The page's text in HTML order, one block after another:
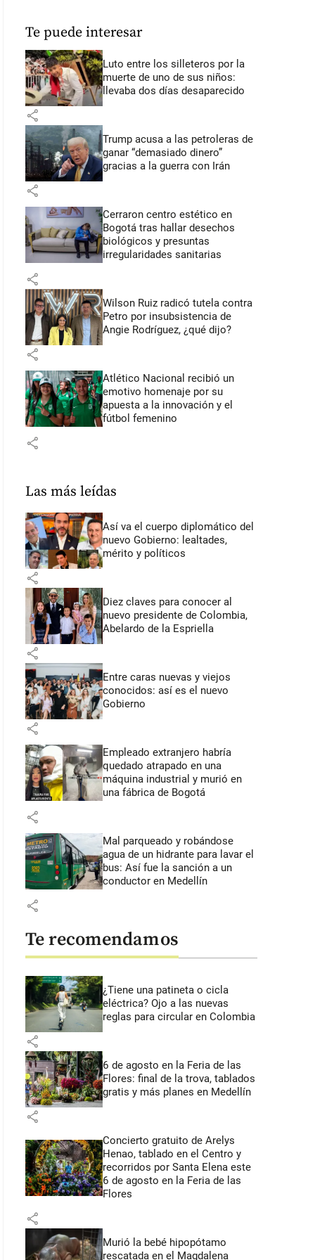
Te puede interesar
Luto entre los silleteros por la
muerte de uno de sus niños:
llevaba dos días desaparecido
share
Trump acusa a las petroleras de
ganar “demasiado dinero”
gracias a la guerra con Irán
share
Cerraron centro estético en
Bogotá tras hallar desechos
biológicos y presuntas
irregularidades sanitarias
share
Wilson Ruiz radicó tutela contra
Petro por insubsistencia de
Angie Rodríguez, ¿qué dijo?
share
Atlético Nacional recibió un
emotivo homenaje por su
apuesta a la innovación y el
fútbol femenino
share
Las más leídas
Así va el cuerpo diplomático del
nuevo Gobierno: lealtades,
mérito y políticos
share
Diez claves para conocer al
nuevo presidente de Colombia,
Abelardo de la Espriella
share
Entre caras nuevas y viejos
conocidos: así es el nuevo
Gobierno
share
Empleado extranjero habría
quedado atrapado en una
máquina industrial y murió en
una fábrica de Bogotá
share
Mal parqueado y robándose
agua de un hidrante para lavar el
bus: Así fue la sanción a un
conductor en Medellín
share
Te recomendamos
¿Tiene una patineta o cicla
eléctrica? Ojo a las nuevas
reglas para circular en Colombia
share
6 de agosto en la Feria de las
Flores: final de la trova, tablados
gratis y más planes en Medellín
share
Concierto gratuito de Arelys
Henao, tablado en el Centro y
recorridos por Santa Elena este
6 de agosto en la Feria de las
Flores
share
Murió la bebé hipopótamo
rescatada en el Magdalena